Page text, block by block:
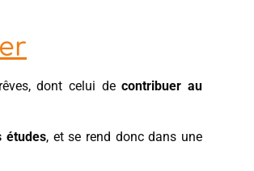
dont celui decontribuer au
études, et se rend donc dans une